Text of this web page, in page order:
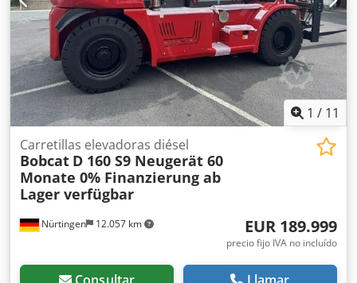
1 / 11
Nürtingen 12.057 km
Carretillas elevadoras diésel
Bobcat D 160 S9 Neugerät 60
Monate 0% Finanzierung ab
Lager verfügbar
EUR 189.999
precio fijo IVA no incluído